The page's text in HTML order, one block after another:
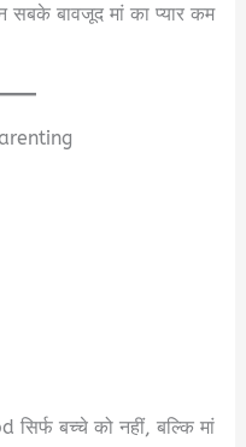
सबके बावजूद मां का प्यार कम
बच्चे को नहीं, बल्कि मां